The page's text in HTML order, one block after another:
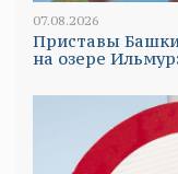
07.08.2026
Приставы
на озере